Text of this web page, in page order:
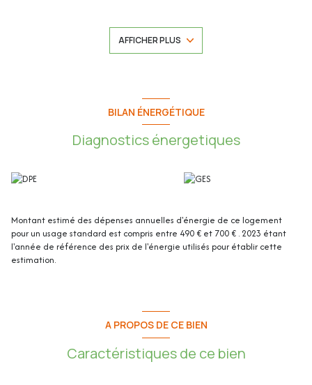
espaces de loisirs (Anthéa, tennis, stade nautique). Centre-ville
d’Antibes à 4 minutes en voiture.
Cet appartement de 58.79m² loi Carrez se compose de :
- Hall d’entrée : 5.86m²
- Séjour / cuisine : 19.91m²
- Chambre 2 (avec placard) : 12.99m²
- Terrasse : 12.35m²
- Double garage : 25.75m²
- Une belle terrasse en L de 12.35m² exposée Est
- Possibilité d’acquérir le bien meublé (en option)
AFFICHER PLUS
BILAN ÉNERGÉTIQUE
Diagnostics énergetiques
Montant estimé des dépenses annuelles d'énergie de ce logement
pour un usage standard est compris entre 490 € et 700 € . 2023 étant
l'année de référence des prix de l'énergie utilisés pour établir cette
estimation.
A PROPOS DE CE BIEN
Caractéristiques de ce bien